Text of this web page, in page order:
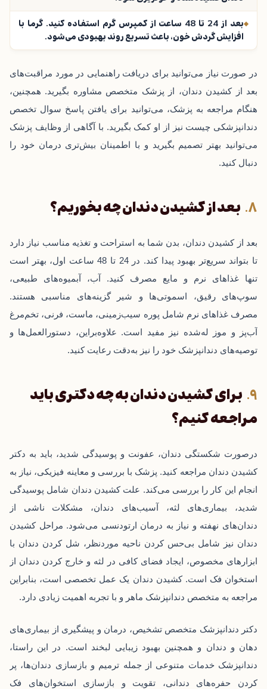
بعد از 24 تا 48 ساعت از کمپرس گرم استفاده کنید. گرما با
افزایش گردش خون، باعث تسریع روند بهبودی می‌شود.
در صورت‌ نیاز می‌توانید برای دریافت راهنمایی در مورد مراقبت‌های
بعد از کشیدن دندان، از پزشک متخصص مشاوره بگیرید. همچنین،
هنگام مراجعه به پزشک، می‌توانید برای یافتن پاسخ سوال تخصص
دندانپزشکی چیست نیز از او کمک بگیرید. با آگاهی از وظایف پزشک
می‌توانید بهتر تصمیم بگیرید و با اطمینان بیش‌تری درمان خود را
دنبال کنید.
بعد از کشیدن دندان چه بخوریم؟
بعد از کشیدن دندان، بدن شما به استراحت و تغذیه مناسب نیاز دارد
تا بتواند سریع‌تر بهبود پیدا کند. در 24 تا 48 ساعت اول، بهتر است
تنها غذاهای نرم و مایع مصرف کنید. آب، آبمیوه‌های طبیعی،
سوپ‌های رقیق، اسموتی‌ها و شیر گزینه‌های مناسبی هستند.
مصرف غذاهای نرم شامل پوره سیب‌زمینی، ماست، فرنی، تخم‌مرغ
آب‌پز و موز له‌شده نیز مفید است. علاوه‌براین، دستورالعمل‌ها و
توصیه‌های دندانپزشک خود را نیز به‌دقت رعایت کنید.
برای کشیدن دندان به چه دکتری باید
مراجعه کنیم؟
درصورت شکستگی دندان، عفونت و پوسیدگی شدید، باید به دکتر
کشیدن دندان مراجعه کنید. پزشک با بررسی و معاینه فیزیکی، نیاز به
انجام این کار را بررسی می‌کند. علت کشیدن دندان شامل پوسیدگی
شدید، بیماری‌های لثه، آسیب‌های دندان، مشکلات ناشی از
دندان‌های نهفته و نیاز به درمان ارتودنسی می‌شود. مراحل کشیدن
دندان نیز شامل بی‌حس کردن ناحیه موردنظر، شل کردن دندان با
ابزارهای مخصوص، ایجاد فضای کافی در لثه و خارج کردن دندان از
استخوان فک است. کشیدن دندان یک عمل تخصصی است، بنابراین
مراجعه به متخصص دندانپزشک ماهر و با تجربه اهمیت زیادی دارد.
دکتر دندانپزشک متخصص تشخیص، درمان و پیشگیری از بیماری‌های
دهان و دندان و همچنین بهبود زیبایی لبخند است. در این راستا،
دندانپزشک خدمات متنوعی از جمله ترمیم و بازسازی دندان‌ها، پر
کردن حفره‌های دندانی، تقویت و بازسازی استخوان‌های فک